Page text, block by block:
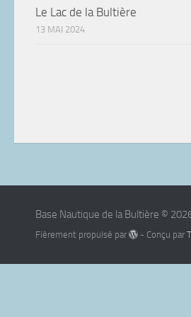
Le Lac de la Bultière
13 MAI 2024
Base Nautique de la Bultière ©
Fièrement propulsé par - Conçu par